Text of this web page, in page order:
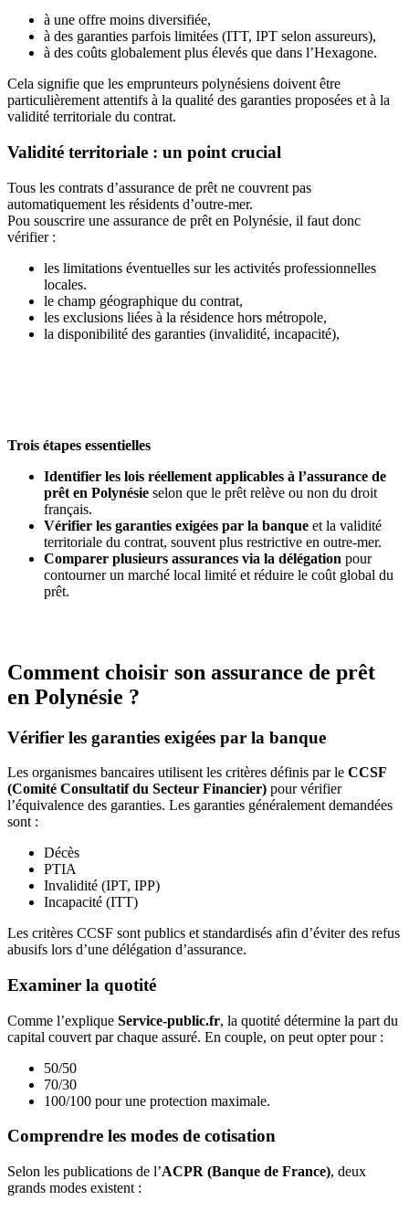
à une offre moins diversifiée,
à des garanties parfois limitées (ITT, IPT selon assureurs),
à des coûts globalement plus élevés que dans l’Hexagone.
Cela signifie que les emprunteurs polynésiens doivent être
particulièrement attentifs à la qualité des garanties proposées et à la
validité territoriale du contrat.
Validité territoriale : un point crucial
Tous les contrats d’assurance de prêt ne couvrent pas
automatiquement les résidents d’outre-mer.
Pou souscrire une assurance de prêt en Polynésie, il faut donc
vérifier :
les limitations éventuelles sur les activités professionnelles
locales.
le champ géographique du contrat,
les exclusions liées à la résidence hors métropole,
la disponibilité des garanties (invalidité, incapacité),
Trois étapes essentielles
Identifier les lois réellement applicables à l’assurance de
prêt en Polynésie selon que le prêt relève ou non du droit
français.
Vérifier les garanties exigées par la banque et la validité
territoriale du contrat, souvent plus restrictive en outre‑mer.
Comparer plusieurs assurances via la délégation pour
contourner un marché local limité et réduire le coût global du
prêt.
Comment choisir son assurance de prêt
en Polynésie ?
Vérifier les garanties exigées par la banque
Les organismes bancaires utilisent les critères définis par le CCSF
(Comité Consultatif du Secteur Financier) pour vérifier
l’équivalence des garanties. Les garanties généralement demandées
sont :
Décès
PTIA
Invalidité (IPT, IPP)
Incapacité (ITT)
Les critères CCSF sont publics et standardisés afin d’éviter des refus
abusifs lors d’une délégation d’assurance.
Examiner la quotité
Comme l’explique Service-public.fr, la quotité détermine la part du
capital couvert par chaque assuré. En couple, on peut opter pour :
50/50
70/30
100/100 pour une protection maximale.
Comprendre les modes de cotisation
Selon les publications de l’ACPR (Banque de France), deux
grands modes existent :